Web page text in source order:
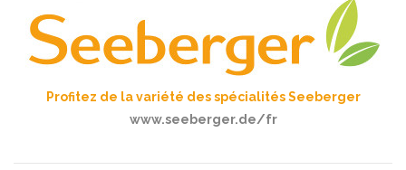
Profitez de la variété des spécialités Seeberger
www.seeberger.de/fr